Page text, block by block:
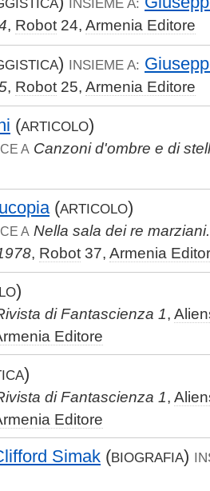
INSIEME A:
, Robot 24, Armenia Editore
) INSIEME A:
, Robot 25, Armenia Editore
(ARTICOLO)
A Canzoni d'ombre e di
(ARTICOLO)
A Nella sala dei re
, Robot 37, Armenia
)
di Fantascienza 1,
Editore
)
di Fantascienza 1,
Editore
Simak (BIOGRAFIA)